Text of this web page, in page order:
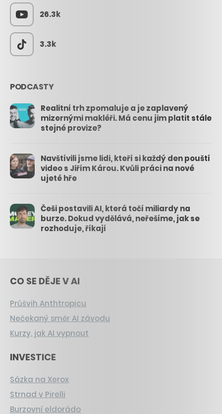
26.3k
3.3k
PODCASTY
Realitní trh zpomaluje a je zaplavený
mizernými makléři. Má cenu jim platit stále
stejné provize?
Navštívili jsme lidi, kteří si každý den pouští
video s Jiřím Károu. Kvůli práci na nové
ujeté hře
Češi postavili AI, která točí miliardy na
burze. Dokud vydělává, neřešíme, jak se
rozhoduje, říkají
CO SE DĚJE V AI
Průšvih Anthtropicu
Nečekaný směr AI závodu
Kurzy, jak AI vypnout
INVESTICE
Sázka na Xerox
Strnad v Pirelli
Burzovní eldorádo